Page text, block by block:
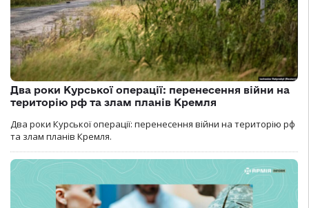
Два роки Курської операції: перенесення війни на
територію рф та злам планів Кремля
Два роки Курської операції: перенесення війни на територію рф
та злам планів Кремля.